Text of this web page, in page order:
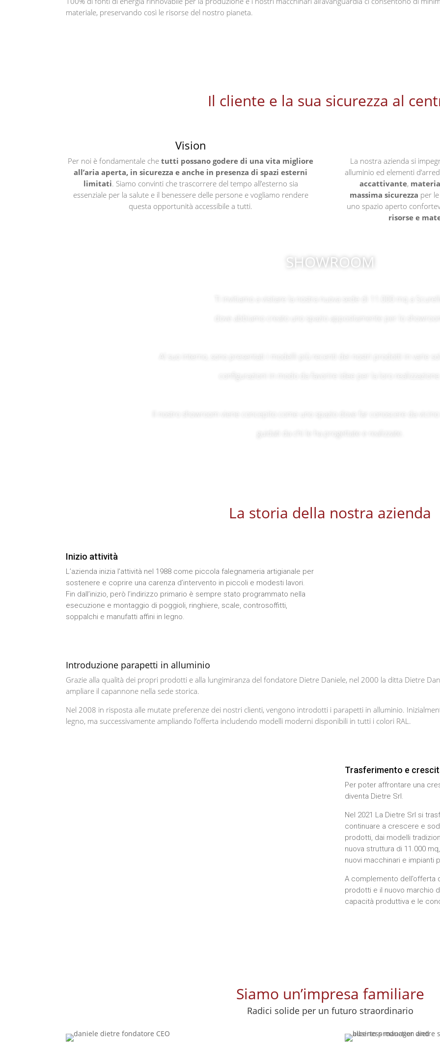
materiale, preservando così le risorse del nostro pianeta.
Il cliente e la sua sicurezza al
Vision
Per noi è fondamentale chetutti possano godere di una vita migliore
all’aria aperta, in sicurezza e anche in presenza di spazi esterni
limitati. Siamo convinti che trascorrere del tempo all’esterno sia
essenziale per la salute e il benessere delle persone e vogliamo rendere
questa opportunità accessibile a tutti.
La nostra azienda si
alluminio ed elementi
accattivante,
massima sicurezza per
uno spazio aperto
risorse e
SHOWROOM
Ti invitiamo a visitare la nostra nuova sede di 11.000 mq a Scurelle,
dove abbiamo creato uno spazio appositamente per lo showroom.
Al suo interno, sono presentati i modelli più recenti dei nostri prodotti in varie
configurazioni in modo da favorire idee per la loro realizzazione.
Il nostro showroom viene concepito come uno spazio dove far conoscere da vicino
guidati da chi le ha progettate e realizzate.
La storia della nostra azienda
Inizio attività
L’azienda inizia l’attività nel 1988 come piccola falegnameria artigianale per
sostenere e coprire una carenza d’intervento in piccoli e modesti lavori.
Fin dall’inizio, però l’indirizzo primario è sempre stato programmato nella
esecuzione e montaggio di poggioli, ringhiere, scale, controsoffitti,
soppalchi e manufatti affini in legno.
Introduzione parapetti in alluminio
Grazie alla qualità dei propri prodotti e alla lungimiranza del fondatore Dietre Daniele, nel 2000 la ditta Dietre
ampliare il capannone nella sede storica.
Nel 2008 in risposta alle mutate preferenze dei nostri clienti, vengono introdotti i parapetti in alluminio.
legno, ma successivamente ampliando l’offerta includendo modelli moderni disponibili in tutti i colori RAL.
Trasferimento e
Per poter affrontare una
diventa Dietre Srl.
Nel 2021 La Dietre Srl si
continuare a crescere e
prodotti, dai modelli
nuova struttura di 11.000
nuovi macchinari e impianti
A complemento dell’offerta
prodotti e il nuovo marchio
capacità produttiva e le
Siamo un’impresa familiare
Radici solide per un futuro straordinario